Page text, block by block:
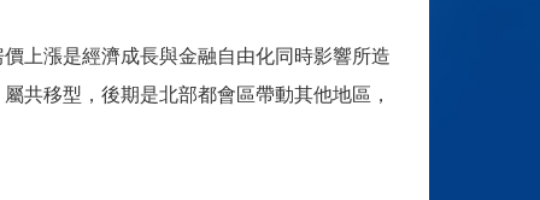
上漲是經濟成長與金融自由化同時影響所造
共移型，後期是北部都會區帶動其他地區，